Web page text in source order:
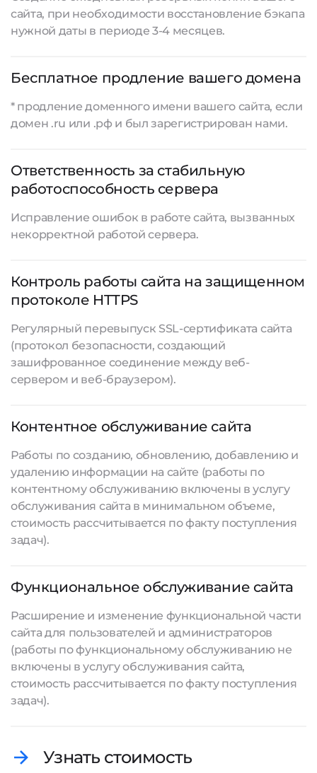
сайта, при необходимости восстановление бэкапа
нужной даты в периоде 3-4 месяцев.
Бесплатное продление вашего домена
* продление доменного имени вашего сайта, если
домен .ru или .рф и был зарегистрирован нами.
Ответственность за стабильную
работоспособность сервера
Исправление ошибок в работе сайта, вызванных
некорректной работой сервера.
Контроль работы сайта на защищенном
протоколе HTTPS
Регулярный перевыпуск SSL-сертификата сайта
(протокол безопасности, создающий
зашифрованное соединение между веб-
сервером и веб-браузером).
Контентное обслуживание сайта
Работы по созданию, обновлению, добавлению и
удалению информации на сайте (работы по
контентному обслуживанию включены в услугу
обслуживания сайта в минимальном объеме,
стоимость рассчитывается по факту поступления
задач).
Функциональное обслуживание сайта
Расширение и изменение функциональной части
сайта для пользователей и администраторов
(работы по функциональному обслуживанию не
включены в услугу обслуживания сайта,
стоимость рассчитывается по факту поступления
задач).
Узнать стоимость